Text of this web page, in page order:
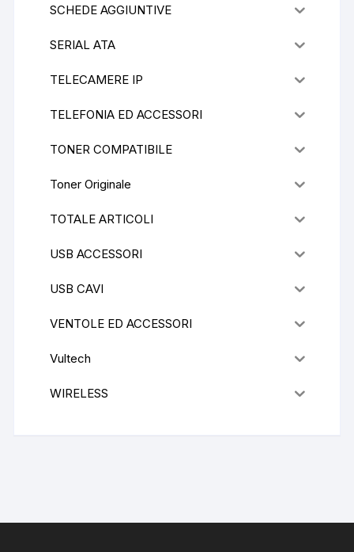
SCHEDE AGGIUNTIVE
SERIAL ATA
TELECAMERE IP
TELEFONIA ED ACCESSORI
TONER COMPATIBILE
Toner Originale
TOTALE ARTICOLI
USB ACCESSORI
USB CAVI
VENTOLE ED ACCESSORI
Vultech
WIRELESS